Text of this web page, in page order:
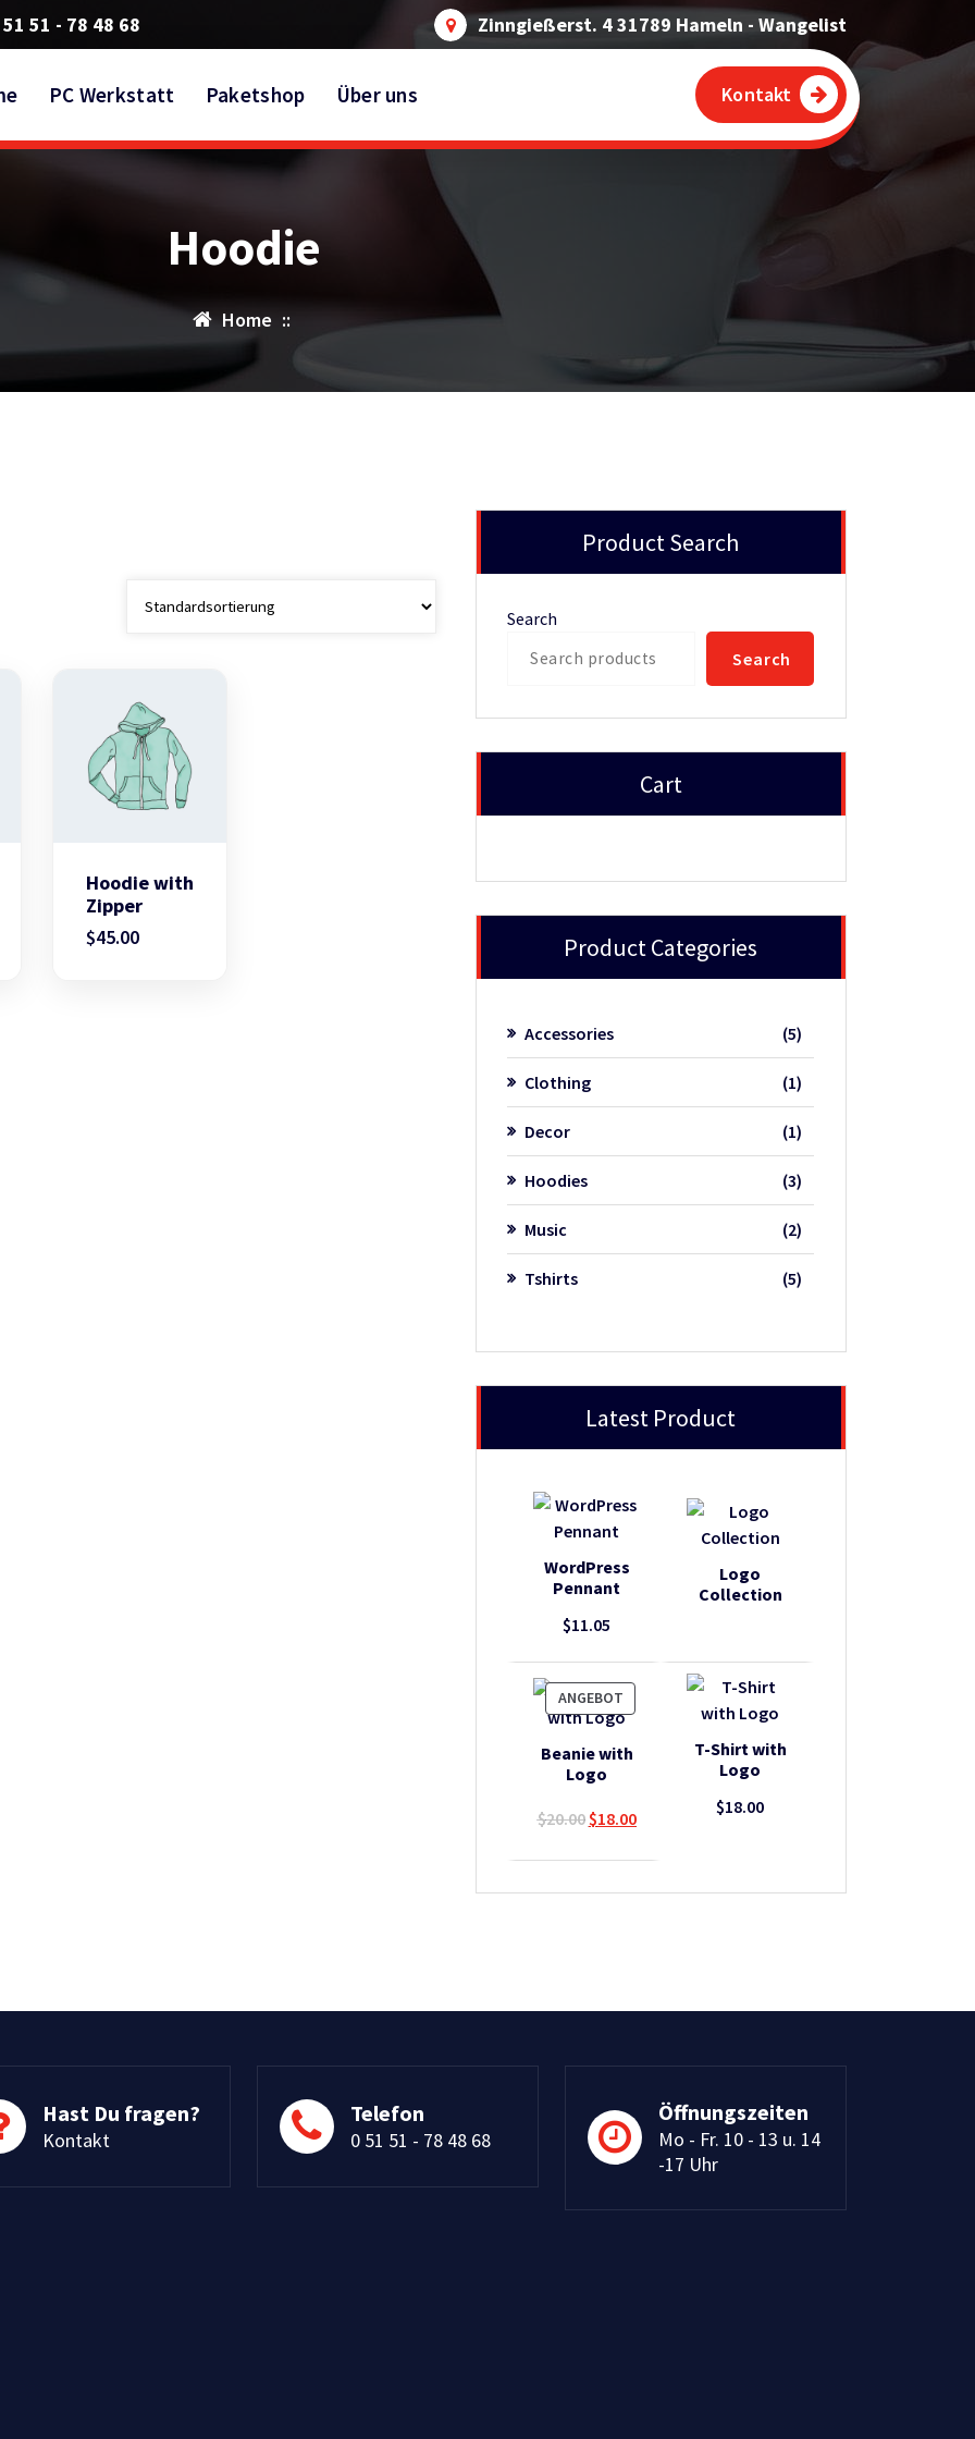
51 51 - 78 48 68 Zinngießerst. 4 31789 Hameln - Wangelist
PC Werkstatt Paketshop Über uns Kontakt
Hoodie
Home ::
Hoodie with
Zipper
$45.00
Product Search
Search
Search
Cart
Product Categories
Accessories 55
Produkte
Clothing
11
Produkt
Decor
11
Produkt
Hoodies
33
Produkte
Music
22
Produkte
Tshirts
55
Latest Product
WordPress
Pennant
$11.05
Logo
Collection
ANGEBOTPRODUKT
IM
Beanie with
Logo
$20.00 Ursprünglicher
$20.00
$18.00Aktueller
$18.00.
T-Shirt with
Logo
$18.00
Hast Du fragen?
Kontakt
Telefon
0 51 51 - 78 48 68
Öffnungszeiten
Mo - Fr. 10 - 13 u. 14
-17 Uhr